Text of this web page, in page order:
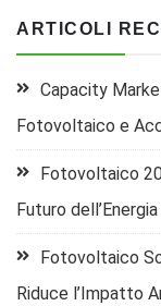
ARTICOLI
Capacity
Fotovoltaico e
Fotovoltaico
Futuro
Fotovoltaico
Riduce l’Impatto